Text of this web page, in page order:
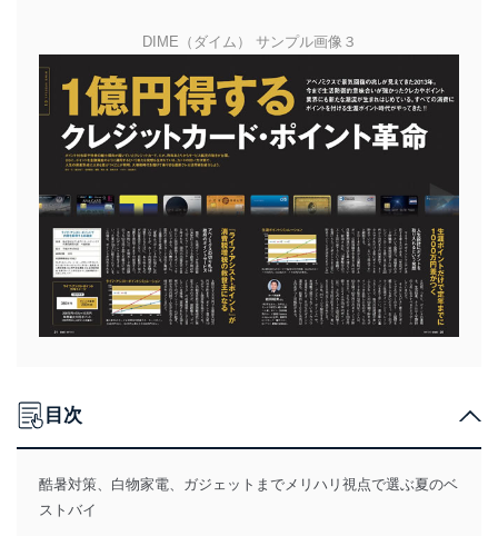
DIME（ダイム） サンプル画像３
目次
酷暑対策、白物家電、ガジェットまでメリハリ視点で選ぶ夏のベ
ストバイ